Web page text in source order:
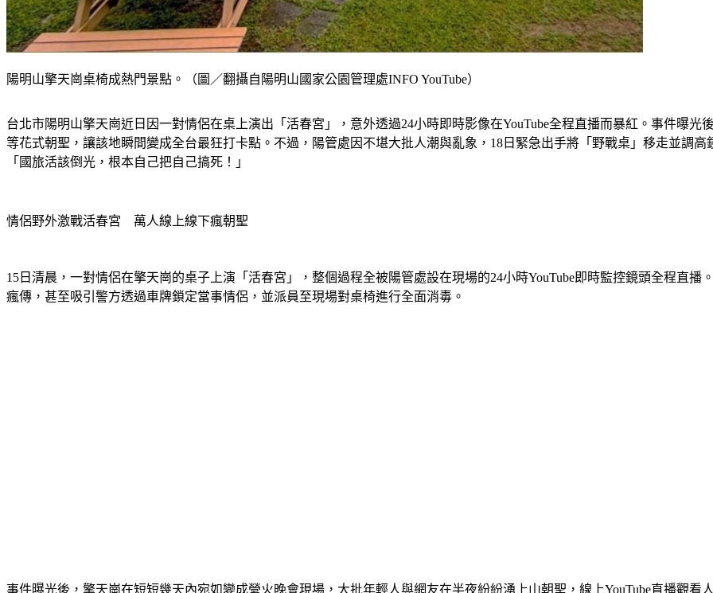
陽明山擎天崗桌椅成熱門景點。（圖／翻攝自陽明山國家公園管理處INFO YouTube）
台北市陽明山擎天崗近日因一對情侶在桌上演出「活春宮」，意外透過24小時即時影像在YouTube全程直播而暴紅。事件曝
等花式朝聖，讓該地瞬間變成全台最狂打卡點。不過，陽管處因不堪大批人潮與亂象，18日緊急出手將「野戰桌」移走並調
「國旅活該倒光，根本自己把自己搞死！」
情侶野外激戰活春宮　萬人線上線下瘋朝聖
15日清晨，一對情侶在擎天崗的桌子上演「活春宮」，整個過程全被陽管處設在現場的24小時YouTube即時監控鏡頭全程直
瘋傳，甚至吸引警方透過車牌鎖定當事情侶，並派員至現場對桌椅進行全面消毒。
事件曝光後，擎天崗在短短幾天內宛如變成營火晚會現場，大批年輕人與網友在半夜紛紛湧上山朝聖，線上YouTube直播觀看